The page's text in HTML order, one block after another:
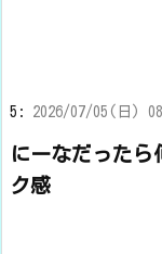
5: 2026/07/05(日)
にーなだったら
ク感